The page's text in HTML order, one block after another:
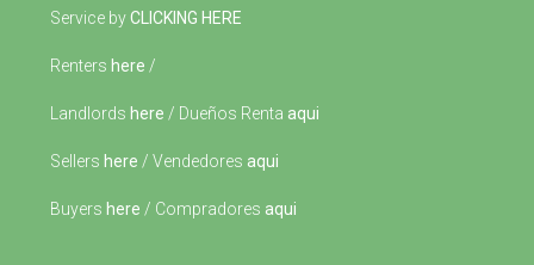
Service byCLICKING HERE
Renters here /
Landlords here / Dueños Renta aqui
Sellers here / Vendedores aqui
Buyers here / Compradores aqui